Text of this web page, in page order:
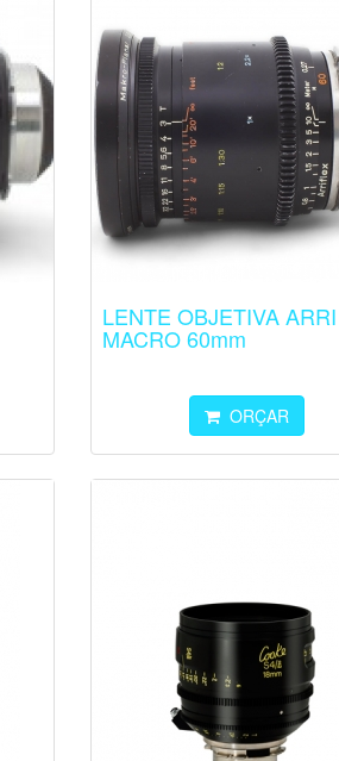
LENTE OBJETIVA ARRI
MACRO 60mm
ORÇAR